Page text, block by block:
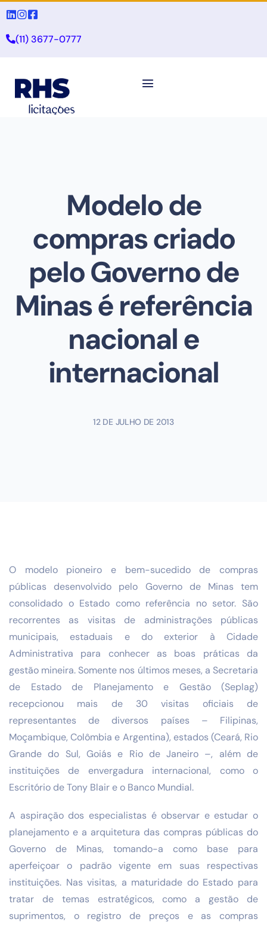
(11) 3677-0777
Modelo de
compras criado
pelo Governo de
Minas é referência
nacional e
internacional
12 DE JULHO DE 2013
O modelo pioneiro e bem-sucedido de compras
públicas desenvolvido pelo Governo de Minas tem
consolidado o Estado como referência no setor. São
recorrentes as visitas de administrações públicas
municipais, estaduais e do exterior à Cidade
Administrativa para conhecer as boas práticas da
gestão mineira. Somente nos últimos meses, a Secretaria
de Estado de Planejamento e Gestão (Seplag)
recepcionou mais de 30 visitas oficiais de
representantes de diversos países – Filipinas,
Moçambique, Colômbia e Argentina), estados (Ceará, Rio
Grande do Sul, Goiás e Rio de Janeiro –, além de
instituições de envergadura internacional, como o
Escritório de Tony Blair e o Banco Mundial.
A aspiração dos especialistas é observar e estudar o
planejamento e a arquitetura das compras públicas do
Governo de Minas, tomando-a como base para
aperfeiçoar o padrão vigente em suas respectivas
instituições. Nas visitas, a maturidade do Estado para
tratar de temas estratégicos, como a gestão de
suprimentos, o registro de preços e as compras